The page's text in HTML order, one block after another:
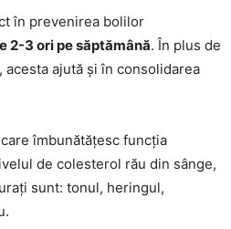
în prevenirea bolilor
2-3 ori pe săptămână. În plus de
ajută și în consolidarea
îmbunătățesc funcția
de colesterol rău din sânge,
sunt: tonul, heringul,